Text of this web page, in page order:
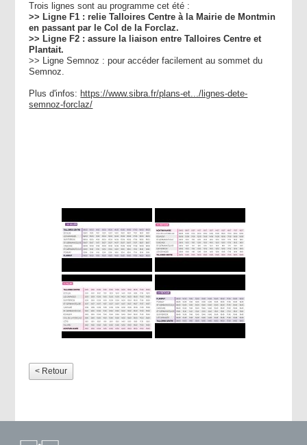
Trois lignes sont au programme cet été :
>> Ligne F1 : relie Talloires Centre à la Mairie de Montmin
en passant par le Col de la Forclaz.
>> Ligne F2 : assure la liaison entre Talloires Centre et
Plantait.
>> Ligne Semnoz : pour accéder facilement au sommet du
Semnoz.
Plus d'infos: https://www.sibra.fr/plans-et.../lignes-dete-
semnoz-forclaz/
< Retour